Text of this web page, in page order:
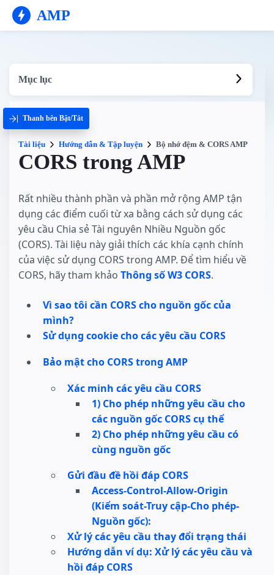
AMP
Mục lục
Thanh bên Bật/Tắt
Tài liệu Hướng dẫn & Tập luyện Bộ nhớ đệm & CORS AMP
CORS trong AMP
Rất nhiều thành phần và phần mở rộng AMP tận
dụng các điểm cuối từ xa bằng cách sử dụng các
yêu cầu Chia sẻ Tài nguyên Nhiều Nguồn gốc
(CORS). Tài liệu này giải thích các khía cạnh chính
của việc sử dụng CORS trong AMP. Để tìm hiểu về
CORS, hãy tham khảo Thông số W3 CORS.
Vì sao tôi cần CORS cho nguồn gốc của
mình?
Sử dụng cookie cho các yêu cầu CORS
Bảo mật cho CORS trong AMP
Xác minh các yêu cầu CORS
1) Cho phép những yêu cầu cho
các nguồn gốc CORS cụ thể
2) Cho phép những yêu cầu có
cùng nguồn gốc
Gửi đầu đề hồi đáp CORS
Access-Control-Allow-Origin
(Kiểm soát-Truy cập-Cho phép-
Nguồn gốc):
Xử lý các yêu cầu thay đổi trạng thái
Hướng dẫn ví dụ: Xử lý các yêu cầu và
hồi đáp CORS